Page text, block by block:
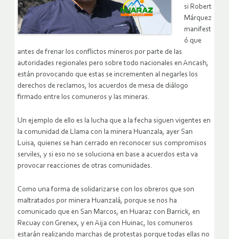
si Robert
Márquez
manifest
ó que
antes de frenar los conflictos mineros por parte de las
autoridades regionales pero sobre todo nacionales en Ancash,
están provocando que estas se incrementen al negarles los
derechos de reclamos, los acuerdos de mesa de diálogo
firmado entre los comuneros y las mineras.
Un ejemplo de ello es la lucha que a la fecha siguen vigentes en
la comunidad de Llama con la minera Huanzala, ayer San
Luisa, quienes se han cerrado en reconocer sus compromisos
serviles, y si eso no se soluciona en base a acuerdos esta va
provocar reacciones de otras comunidades.
Como una forma de solidarizarse con los obreros que son
maltratados por minera Huanzalá, porque se nos ha
comunicado que en San Marcos, en Huaraz con Barrick, en
Recuay con Grenex, y en Aija con Huinac, los comuneros
estarán realizando marchas de protestas porque todas ellas no